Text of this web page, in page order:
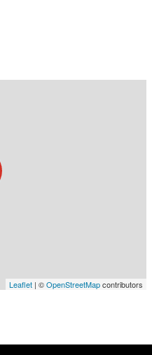
Leaflet | ©OpenStreetMapcontributors